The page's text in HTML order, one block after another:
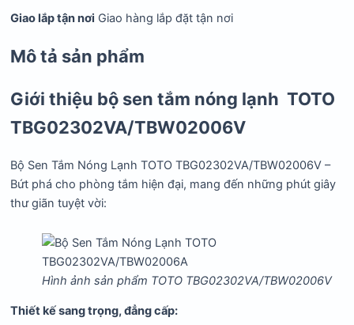
Giao lắp tận nơi Giao hàng lắp đặt tận nơi
Mô tả sản phẩm
Giới thiệu bộ sen tắm nóng lạnh TOTO
TBG02302VA/TBW02006V
Bộ Sen Tắm Nóng Lạnh TOTO TBG02302VA/TBW02006V –
Bứt phá cho phòng tắm hiện đại, mang đến những phút giây
thư giãn tuyệt vời:
Hình ảnh sản phẩm TOTO TBG02302VA/TBW02006V
Thiết kế sang trọng, đẳng cấp: